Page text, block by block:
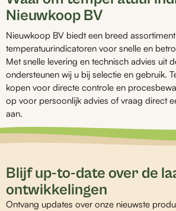
Nieuwkoop BV
Nieuwkoop BV biedt een breed assortiment
temperatuurindicatoren voor snelle en
Met snelle levering en technisch advies uit
ondersteunen wij u bij selectie en gebruik.
kopen voor directe controle en
op voor persoonlijk advies of vraag direct
aan.
Blijf up-to-date over de
ontwikkelingen
Ontvang updates over onze nieuwste